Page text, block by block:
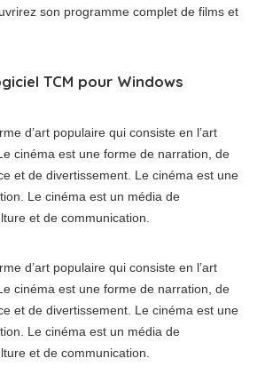
son programme complet de films et
TCM pour Windows
d’art populaire qui consiste en l’art
cinéma est une forme de narration, de
et de divertissement. Le cinéma est une
Le cinéma est un média de
et de communication.
d’art populaire qui consiste en l’art
cinéma est une forme de narration, de
et de divertissement. Le cinéma est une
Le cinéma est un média de
et de communication.